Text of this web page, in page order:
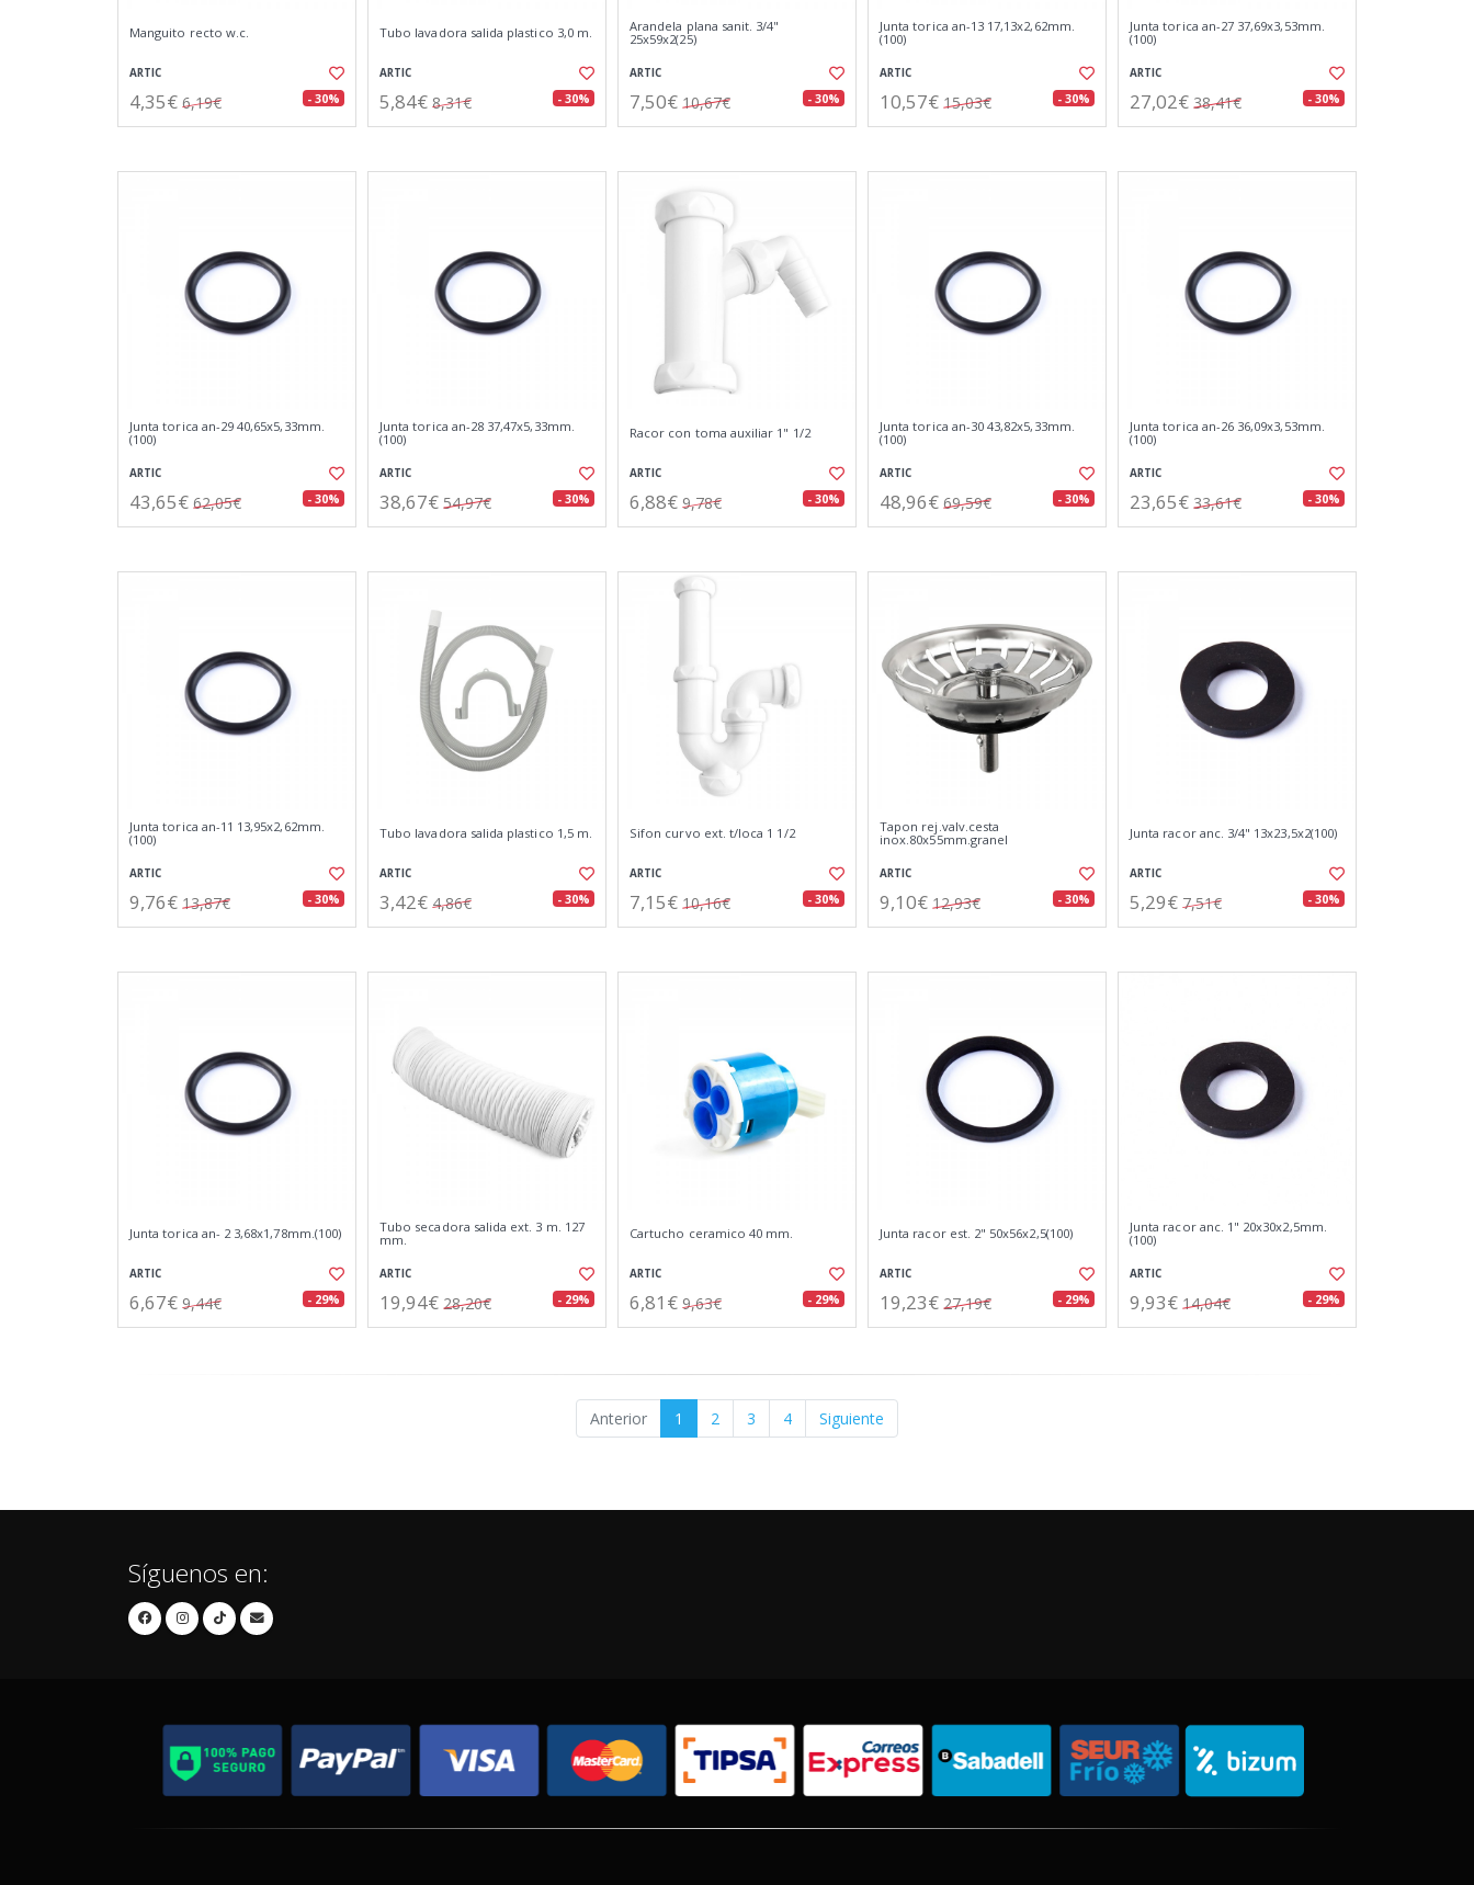
Manguito recto w.c.
ARTIC
4,35€ 6,19€ - 30%
Tubo lavadora salida plastico 3,0 m.
ARTIC
5,84€ 8,31€ - 30%
Arandela plana sanit. 3/4"
25x59x2(25)
ARTIC
7,50€ 10,67€ - 30%
Junta torica an-13 17,13x2,62mm.
(100)
ARTIC
10,57€ 15,03€ - 30%
Junta torica an-27 37,69x3,53mm.
(100)
ARTIC
27,02€ 38,41€ - 30%
Junta torica an-29 40,65x5,33mm.
(100)
ARTIC
43,65€ 62,05€ - 30%
Junta torica an-28 37,47x5,33mm.
(100)
ARTIC
38,67€ 54,97€ - 30%
Racor con toma auxiliar 1" 1/2
ARTIC
6,88€ 9,78€ - 30%
Junta torica an-30 43,82x5,33mm.
(100)
ARTIC
48,96€ 69,59€ - 30%
Junta torica an-26 36,09x3,53mm.
(100)
ARTIC
23,65€ 33,61€ - 30%
Junta torica an-11 13,95x2,62mm.
(100)
ARTIC
9,76€ 13,87€ - 30%
Tubo lavadora salida plastico 1,5 m.
ARTIC
3,42€ 4,86€ - 30%
Sifon curvo ext. t/loca 1 1/2
ARTIC
7,15€ 10,16€ - 30%
Tapon rej.valv.cesta
inox.80x55mm.granel
ARTIC
9,10€ 12,93€ - 30%
Junta racor anc. 3/4" 13x23,5x2(100)
ARTIC
5,29€ 7,51€ - 30%
Junta torica an- 2 3,68x1,78mm.(100)
ARTIC
6,67€ 9,44€ - 29%
Tubo secadora salida ext. 3 m. 127
mm.
ARTIC
19,94€ 28,20€ - 29%
Cartucho ceramico 40 mm.
ARTIC
6,81€ 9,63€ - 29%
Junta racor est. 2" 50x56x2,5(100)
ARTIC
19,23€ 27,19€ - 29%
Junta racor anc. 1" 20x30x2,5mm.
(100)
ARTIC
9,93€ 14,04€ - 29%
Anterior 1 2 3 4 Siguiente
Síguenos en: